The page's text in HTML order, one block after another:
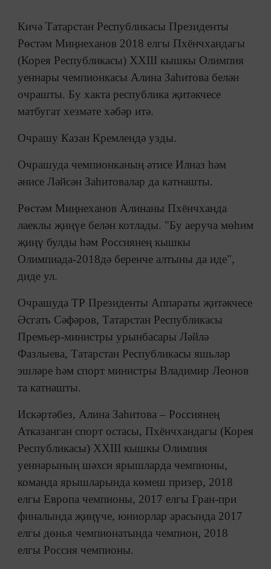
Кичә Татарстан Республикасы Президенты
Рөстәм Миңнеханов 2018 елгы Пхёнчхандагы
(Корея Республикасы) XXIII кышкы Олимпия
уеннары чемпионкасы Алина Заһитова белән
очрашты. Бу хакта республика җитәкчесе
матбугат хезмәте хәбәр итә.
Очрашу Казан Кремлендә узды.
Очрашуда чемпионканың әтисе Илназ һәм
әнисе Ләйсән Заһитовалар да катнашты.
Рөстәм Миңнеханов Алинаны Пхёнчханда
лаеклы җиңүе белән котлады. "Бу аеруча мөһим
җиңү булды һәм Россиянең кышкы
Олимпиада-2018дә беренче алтыны да иде",
диде ул.
Очрашуда ТР Президенты Аппараты җитәкчесе
Әсгать Сәфәров, Татарстан Республикасы
Премьер-министры урынбасары Ләйлә
Фазлыева, Татарстан Республикасы яшьләр
эшләре һәм спорт министры Владимир Леонов
та катнашты.
Искәртәбез, Алина Заһитова – Россиянең
Атказанган спорт остасы, Пхёнчхандагы (Корея
Республикасы) XXIII кышкы Олимпия
уеннарының шәхси ярышларда чемпионы,
команда ярышларында көмеш призер, 2018
елгы Европа чемпионы, 2017 елгы Гран-при
финалында җиңүче, юниорлар арасында 2017
елгы дөнья чемпионатында чемпион, 2018
елгы Россия чемпионы.